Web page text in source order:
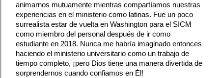
animarnos mutuamente mientras compartíamos nuestras
experiencias en el ministerio como latinas. Fue un poco
surrealista estar de vuelta en Washington para el SICM
como miembro del personal después de ir como
estudiante en 2018. Nunca me habría imaginado entonces
haciendo el ministerio universitario como un trabajo de
tiempo completo, ¡pero Dios tiene una manera divertida de
sorprendernos cuando confiamos en Él!